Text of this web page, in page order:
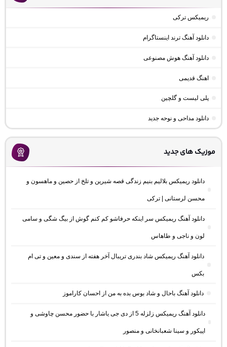
ریمیکس ترکی
دانلود آهنگ ترند اینستاگرام
دانلود آهنگ هوش مصنوعی
اهنگ قدیمی
پلی لیست و گلچین
دانلود مداحی و نوحه جدید
موزیک های جدید
دانلود ریمیکس بلالیم بنیم زندگی قصه شیرین و تلخ از حصین و ماهسون و
محسن لرستانی | ترکی
دانلود آهنگ ریمیکس سر اینکه حرفاشو کم کنم گوش از بیگ شگی و سامی
لون و ناجی و طاهاس
دانلود آهنگ ریمیکس شاد بندری تریبال آخر هفته از سندی و معین و تی ام
بکس
دانلود آهنگ باحال و شاد بوس بده به من از احسان کاراموز
دانلود آهنگ ریمیکس زلزله 5 از دی جی یاشار با حضور محسن چاوشی و
اپیکور و سینا شعبانخانی و منصور